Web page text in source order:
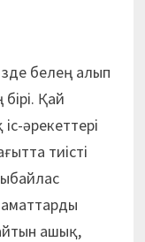
белең алып
Қай
әрекеттері
тиісті
ашық,